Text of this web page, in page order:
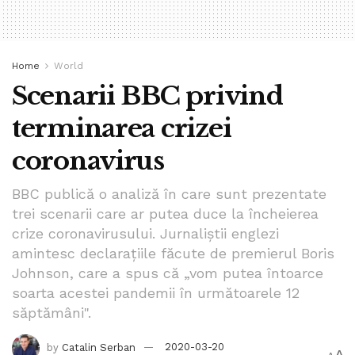
Home World
Scenarii BBC privind
terminarea crizei
coronavirus
BBC publică o analiză în care sunt prezentate
trei scenarii care ar putea duce la încheierea
crize coronavirusului. Jurnaliştii englezi
amintesc declaraţiile făcute de premierul Boris
Johnson, care a spus că „vom putea întoarce
soarta acestei pandemii în următoarele 12
săptămâni".
by Catalin Serban
2020-03-20